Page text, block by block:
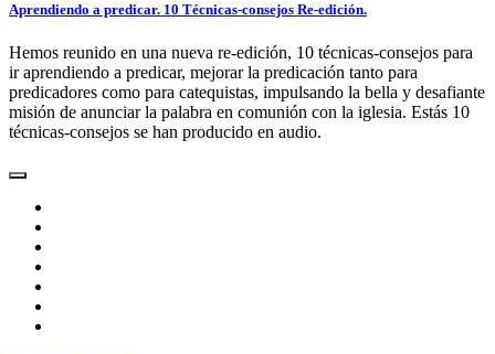
Aprendiendo a predicar. 10 Técnicas-consejos Re-edición.
Hemos reunido en una nueva re-edición, 10 técnicas-consejos para
ir aprendiendo a predicar, mejorar la predicación tanto para
predicadores como para catequistas, impulsando la bella y desafiante
misión de anunciar la palabra en comunión con la iglesia. Estás 10
técnicas-consejos se han producido en audio.